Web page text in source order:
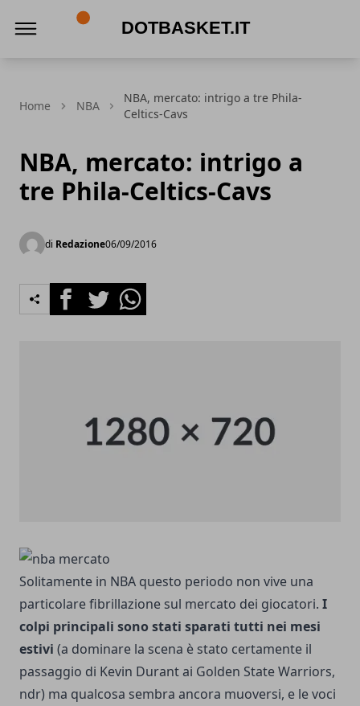
Home NBA
NBA, mercato: intrigo a tre Phila-
Celtics-Cavs
NBA, mercato: intrigo a
tre Phila-Celtics-Cavs
di Redazione06/09/2016
FacebookTwitterWhatsapp
Solitamente in NBA questo periodo non vive una
particolare fibrillazione sul mercato dei giocatori. I
colpi principali sono stati sparati tutti nei mesi
estivi (a dominare la scena è stato certamente il
passaggio di Kevin Durant ai Golden State Warriors,
ndr) ma qualcosa sembra ancora muoversi, e le voci